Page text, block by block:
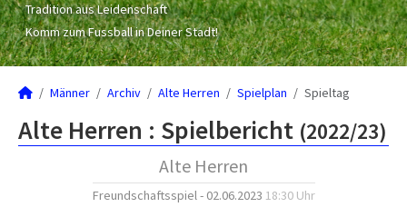
Tradition aus Leidenschaft
Komm zum Fussball in Deiner Stadt!
Männer Archiv Alte Herren Spielplan Spieltag
Alte Herren : Spielbericht (2022/23)
Alte Herren
Freundschaftsspiel - 02.06.2023 18:30 Uhr